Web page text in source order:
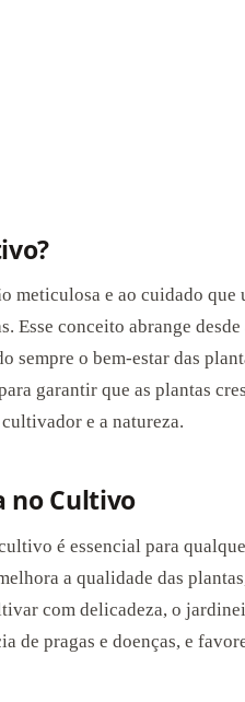
meticulosa e ao cuidado que
conceito abrange desde
sempre o bem-estar das
garantir que as plantas
e a natureza.
no Cultivo
é essencial para
a qualidade das
com delicadeza, o
de pragas e doenças, e